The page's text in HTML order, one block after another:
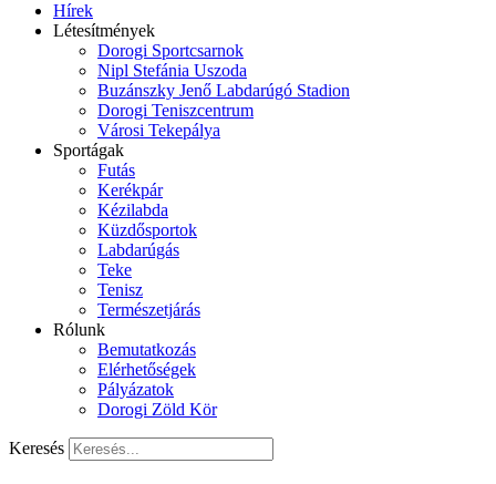
Hírek
Létesítmények
Dorogi Sportcsarnok
Nipl Stefánia Uszoda
Buzánszky Jenő Labdarúgó Stadion
Dorogi Teniszcentrum
Városi Tekepálya
Sportágak
Futás
Kerékpár
Kézilabda
Küzdősportok
Labdarúgás
Teke
Tenisz
Természetjárás
Rólunk
Bemutatkozás
Elérhetőségek
Pályázatok
Dorogi Zöld Kör
Keresés